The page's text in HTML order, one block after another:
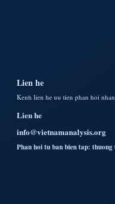
Lien he
Kenh lien he uu tien phan hoi
Lien he
info@vietnamanalysis.org
Phan hoi tu ban bien tap: